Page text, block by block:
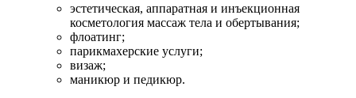
эстетическая, аппаратная и инъекционная
косметология массаж тела и обертывания;
флоатинг;
парикмахерские услуги;
визаж;
маникюр и педикюр.